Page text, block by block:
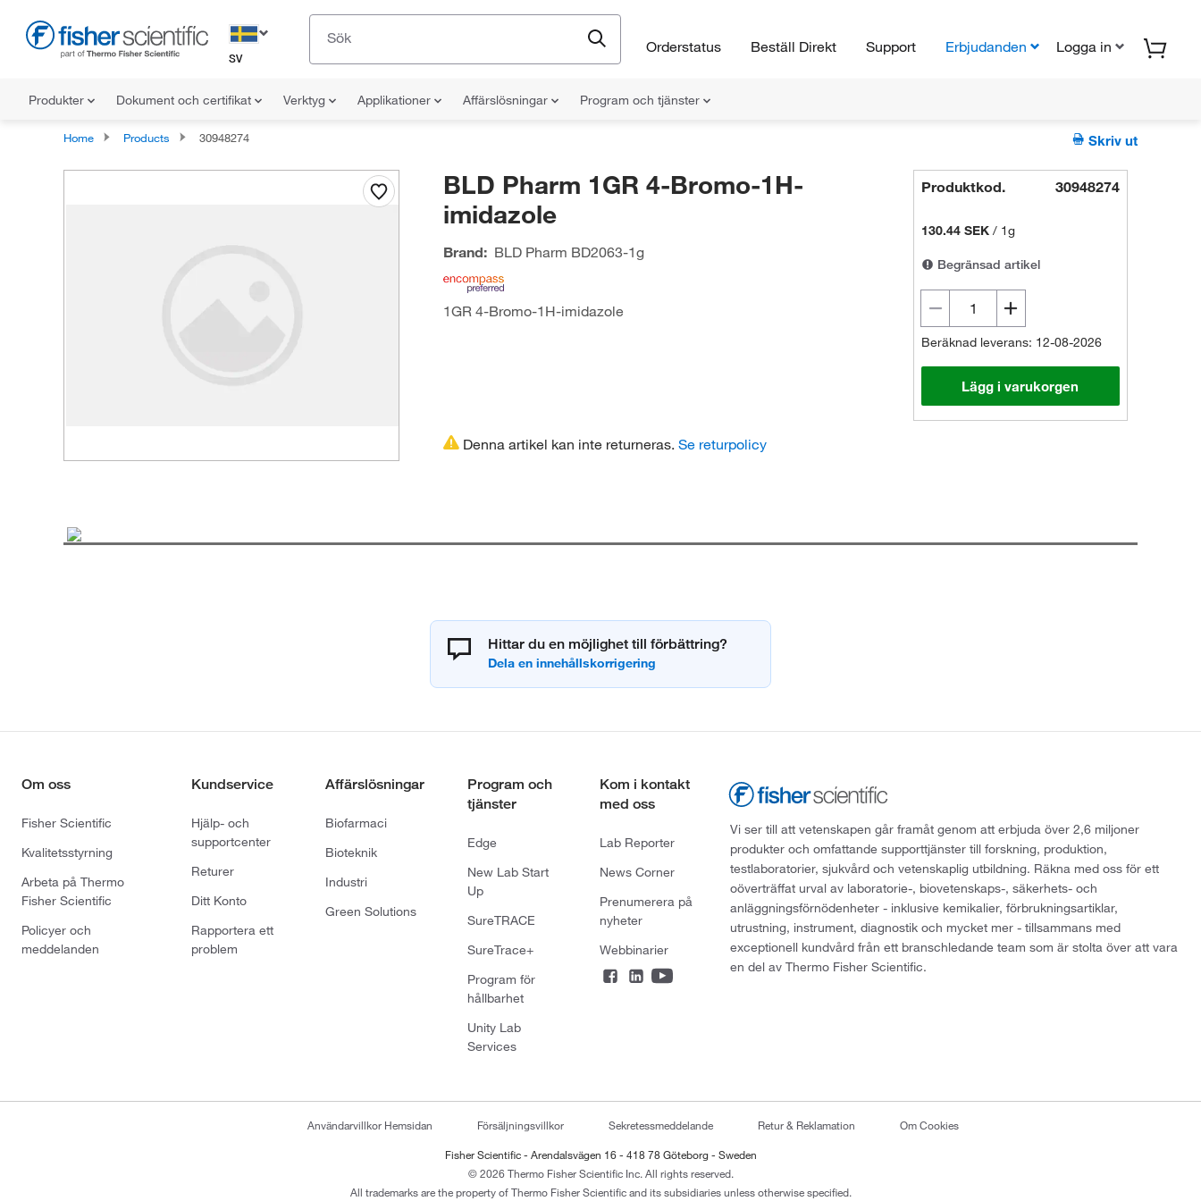
SV
Orderstatus Beställ Direkt Support Erbjudanden Logga in
Produkter Dokument och certifikat Verktyg Applikationer Affärslösningar Program och tjänster
Home Products 30948274 Skriv ut
BLD Pharm 1GR 4-Bromo-1H-
imidazole
Brand: BLD Pharm BD2063-1g
1GR 4-Bromo-1H-imidazole
Produktkod. 30948274
130.44 SEK / 1g
Begränsad artikel
Beräknad leverans: 12-08-2026
Lägg i varukorgen
Denna artikel kan inte returneras. Se returpolicy
Hittar du en möjlighet till förbättring?
Om oss
Fisher Scientific
Kvalitetsstyrning
Arbeta på Thermo
Fisher Scientific
Policyer och
meddelanden
Kundservice
Hjälp- och
supportcenter
Returer
Ditt Konto
Rapportera ett
problem
Affärslösningar
Biofarmaci
Bioteknik
Industri
Green Solutions
Program och
tjänster
Edge
New Lab Start
Up
SureTRACE
SureTrace+
Program för
hållbarhet
Unity Lab
Services
Kom i kontakt
med oss
Lab Reporter
News Corner
Prenumerera på
nyheter
Webbinarier
Vi ser till att vetenskapen går framåt genom att erbjuda över 2,6 miljoner
produkter och omfattande supporttjänster till forskning, produktion,
testlaboratorier, sjukvård och vetenskaplig utbildning. Räkna med oss för ett
oöverträffat urval av laboratorie-, biovetenskaps-, säkerhets- och
anläggningsförnödenheter - inklusive kemikalier, förbrukningsartiklar,
utrustning, instrument, diagnostik och mycket mer - tillsammans med
exceptionell kundvård från ett branschledande team som är stolta över att vara
en del av Thermo Fisher Scientific.
Användarvillkor Hemsidan Försäljningsvillkor Sekretessmeddelande Retur & Reklamation Om Cookies
Fisher Scientific - Arendalsvägen 16 - 418 78 Göteborg - Sweden
© 2026 Thermo Fisher Scientific Inc. All rights reserved.
All trademarks are the property of Thermo Fisher Scientific and its subsidiaries unless otherwise specified.